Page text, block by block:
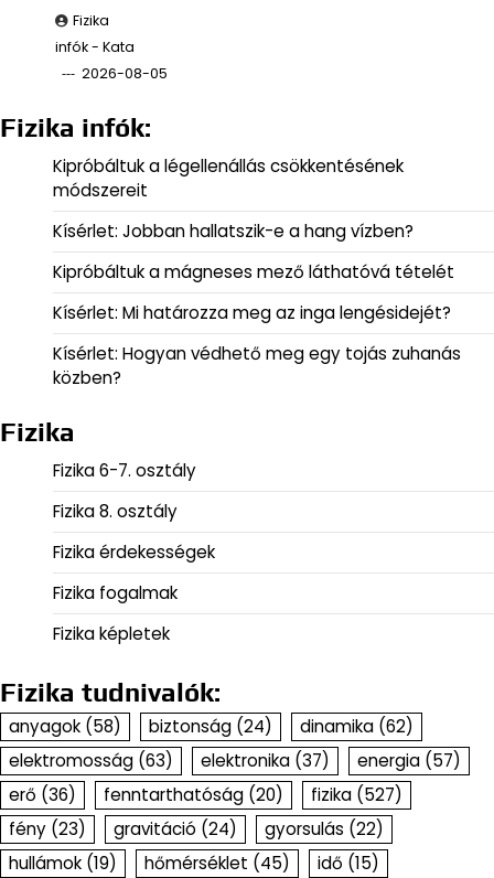
Fizika
infók - Kata
2026-08-05
Fizika infók:
Kipróbáltuk a légellenállás csökkentésének
módszereit
Kísérlet: Jobban hallatszik-e a hang vízben?
Kipróbáltuk a mágneses mező láthatóvá tételét
Kísérlet: Mi határozza meg az inga lengésidejét?
Kísérlet: Hogyan védhető meg egy tojás zuhanás
közben?
Fizika
Fizika 6-7. osztály
Fizika 8. osztály
Fizika érdekességek
Fizika fogalmak
Fizika képletek
Fizika tudnivalók:
anyagok (58) biztonság (24) dinamika (62)
elektromosság (63) elektronika (37) energia (57)
erő (36) fenntarthatóság (20) fizika (527)
fény (23) gravitáció (24) gyorsulás (22)
hullámok (19) hőmérséklet (45) idő (15)